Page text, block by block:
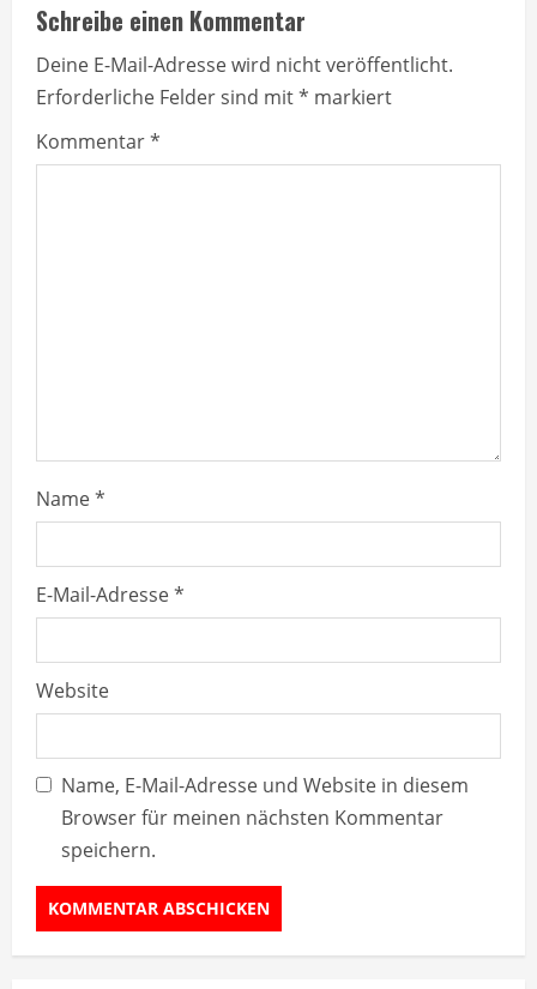
u
e
R
e
Schreibe einen Kommentar
Deine E-Mail-Adresse wird nicht veröffentlicht.
Erforderliche Felder sind mit* markiert
Kommentar*
Name*
E-Mail-Adresse*
Website
Name, E-Mail-Adresse und Website in diesem
Browser für meinen nächsten Kommentar
speichern.